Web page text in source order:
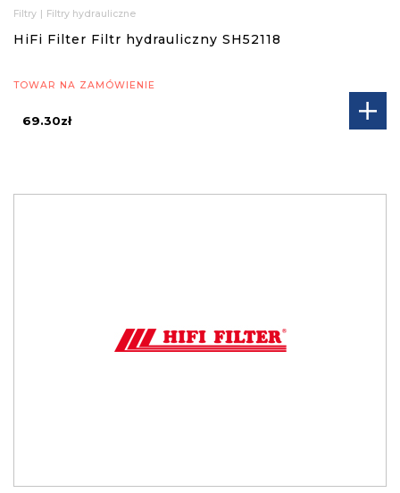
Filtry | Filtry hydrauliczne
HiFi Filter Filtr hydrauliczny SH52118
TOWAR NA ZAMÓWIENIE
69.30zł